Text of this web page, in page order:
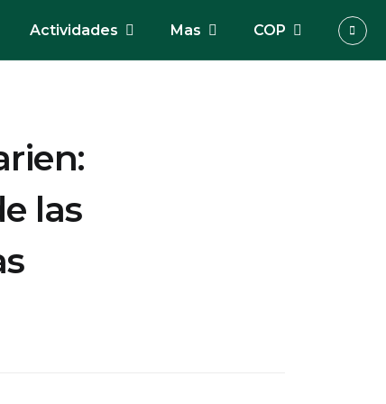
Actividades Mas COP
las